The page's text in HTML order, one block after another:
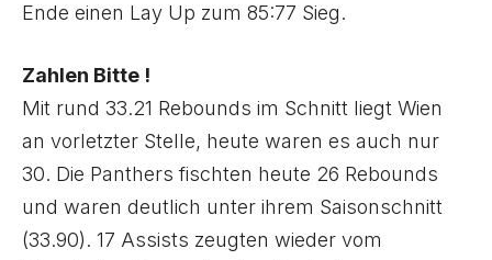
Ende einen Lay Up zum 85:77 Sieg.
Zahlen Bitte !
Mit rund 33.21 Rebounds im Schnitt liegt Wien
an vorletzter Stelle, heute waren es auch nur
30. Die Panthers fischten heute 26 Rebounds
und waren deutlich unter ihrem Saisonschnitt
(33.90). 17 Assists zeugten wieder vom